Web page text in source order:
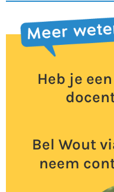
Heb je
Bel Wout
neem